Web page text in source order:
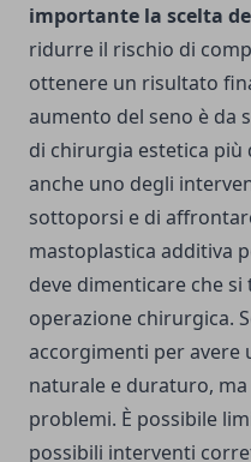
importante la scelta
ridurre il rischio di
ottenere un risultato
aumento del seno è da
di chirurgia estetica più
anche uno degli
sottoporsi e di
mastoplastica additiva
deve dimenticare che
operazione chirurgica.
accorgimenti per
naturale e duraturo,
problemi. È possibile
possibili interventi